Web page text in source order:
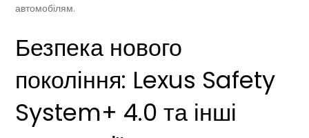
автомобілям.
Безпека нового
покоління: Lexus Safety
System+ 4.0 та інші